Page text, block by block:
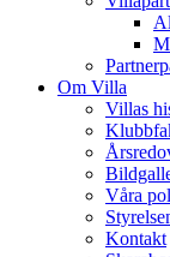
Om Villa
Villas
Våra
Kontakt